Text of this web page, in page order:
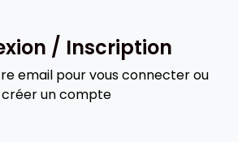
/ Inscription
email pour vous connecter ou
créer un compte